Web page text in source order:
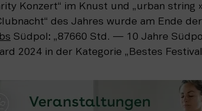
Konzert“ im Knust und „urban string
des Jahres wurde am Ende
Südpol: „87660 Std. — 10 Jahre
2024 in der Kategorie „Bestes